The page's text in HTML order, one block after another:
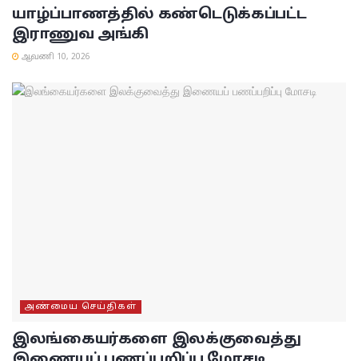
யாழ்ப்பாணத்தில் கண்டெடுக்கப்பட்ட
இராணுவ அங்கி
ஆவணி 10, 2026
அண்மைய செய்திகள்
இலங்கையர்களை இலக்குவைத்து